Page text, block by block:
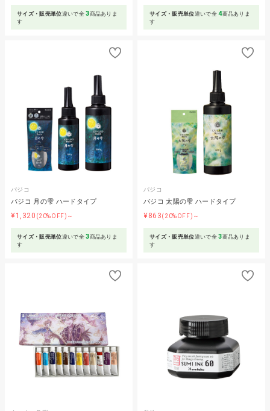
サイズ・販売単位違いで全3商品ありま
す
サイズ・販売単位違いで全4商品ありま
す
パジコ
パジコ 月の雫 ハードタイプ
¥1,320 (20%OFF)～
サイズ・販売単位違いで全3商品ありま
す
パジコ
パジコ 太陽の雫 ハードタイプ
¥863(20%OFF)～
サイズ・販売単位違いで全3商品ありま
す